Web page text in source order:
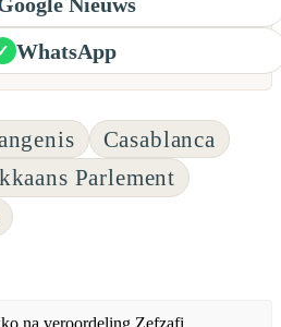
WhatsApp
Casablanca
Parlement